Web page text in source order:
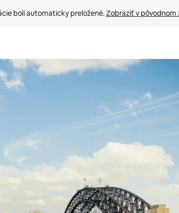
boli automaticky preložené. Zobraziť v pôvodnom
klávesov so šípkami nahor a nadol alebo ich